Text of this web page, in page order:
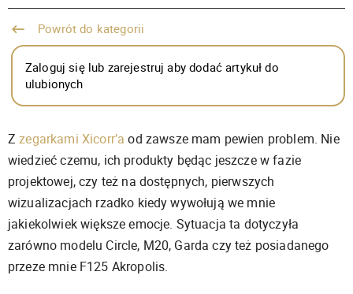
Powrót do kategorii
Zaloguj się lub zarejestruj aby dodać artykuł do
ulubionych
Zzegarkami Xicorr’a od zawsze mam pewien problem. Nie
wiedzieć czemu, ich produkty będąc jeszcze w fazie
projektowej, czy też na dostępnych, pierwszych
wizualizacjach rzadko kiedy wywołują we mnie
jakiekolwiek większe emocje. Sytuacja ta dotyczyła
zarówno modelu Circle, M20, Garda czy też posiadanego
przeze mnie F125 Akropolis.